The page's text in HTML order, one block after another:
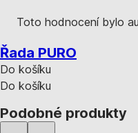
Toto hodnocení bylo
Řada PURO
Do košíku
Do košíku
Podobné produkty